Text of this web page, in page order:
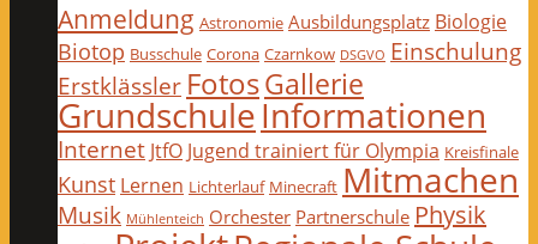
Anmeldung Astronomie Ausbildungsplatz Biologie
Biotop Busschule Corona Czarnkow DSGVO Einschulung
Erstklässler FotosGallerie
GrundschuleInformationen
Internet JtfO Jugend trainiert für Olympia Kreisfinale
Kunst Lernen Lichterlauf Minecraft Mitmachen
Musik Mühlenteich Orchester Partnerschule Physik